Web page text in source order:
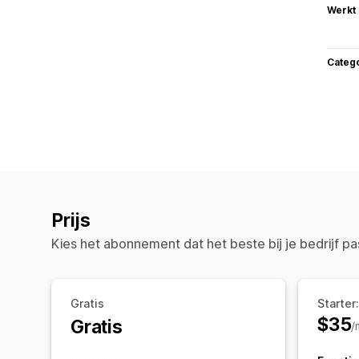
Werkt
Prijs
Kies het abonnement dat het beste bij je bedrijf
Gratis
Gratis $35/